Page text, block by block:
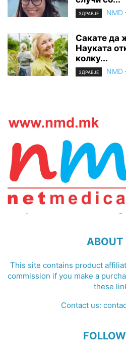
ЗДРАВЈЕ NMD
Сакате да
Науката
колку...
ЗДРАВЈЕ NMD
ABOUT
This site contains product
commission if you make a
these
Contact us: